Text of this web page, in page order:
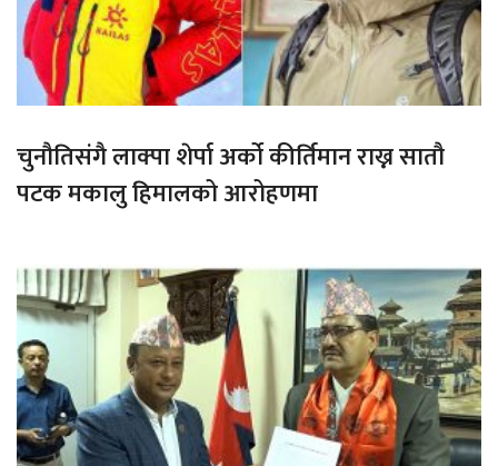
चुनौतिसंगै लाक्पा शेर्पा अर्को कीर्तिमान राख्न सातौ
पटक मकालु हिमालको आरोहणमा